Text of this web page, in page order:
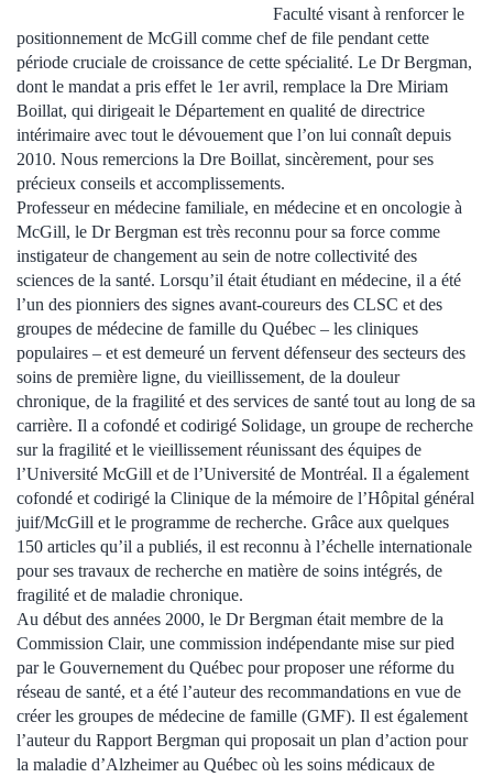
Faculté visant à renforcer le
positionnement de McGill comme chef de file pendant cette
période cruciale de croissance de cette spécialité. Le Dr Bergman,
dont le mandat a pris effet le 1er avril, remplace la Dre Miriam
Boillat, qui dirigeait le Département en qualité de directrice
intérimaire avec tout le dévouement que l’on lui connaît depuis
2010. Nous remercions la Dre Boillat, sincèrement, pour ses
précieux conseils et accomplissements.
Professeur en médecine familiale, en médecine et en oncologie à
McGill, le Dr Bergman est très reconnu pour sa force comme
instigateur de changement au sein de notre collectivité des
sciences de la santé. Lorsqu’il était étudiant en médecine, il a été
l’un des pionniers des signes avant-coureurs des CLSC et des
groupes de médecine de famille du Québec – les cliniques
populaires – et est demeuré un fervent défenseur des secteurs des
soins de première ligne, du vieillissement, de la douleur
chronique, de la fragilité et des services de santé tout au long de sa
carrière. Il a cofondé et codirigé Solidage, un groupe de recherche
sur la fragilité et le vieillissement réunissant des équipes de
l’Université McGill et de l’Université de Montréal. Il a également
cofondé et codirigé la Clinique de la mémoire de l’Hôpital général
juif/McGill et le programme de recherche. Grâce aux quelques
150 articles qu’il a publiés, il est reconnu à l’échelle internationale
pour ses travaux de recherche en matière de soins intégrés, de
fragilité et de maladie chronique.
Au début des années 2000, le Dr Bergman était membre de la
Commission Clair, une commission indépendante mise sur pied
par le Gouvernement du Québec pour proposer une réforme du
réseau de santé, et a été l’auteur des recommandations en vue de
créer les groupes de médecine de famille (GMF). Il est également
l’auteur du Rapport Bergman qui proposait un plan d’action pour
la maladie d’Alzheimer au Québec où les soins médicaux de